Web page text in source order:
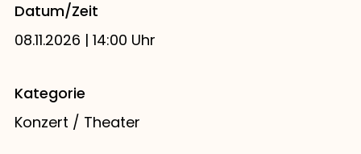
Datum/Zeit
08.11.2026 | 14:00 Uhr
Kategorie
Konzert / Theater